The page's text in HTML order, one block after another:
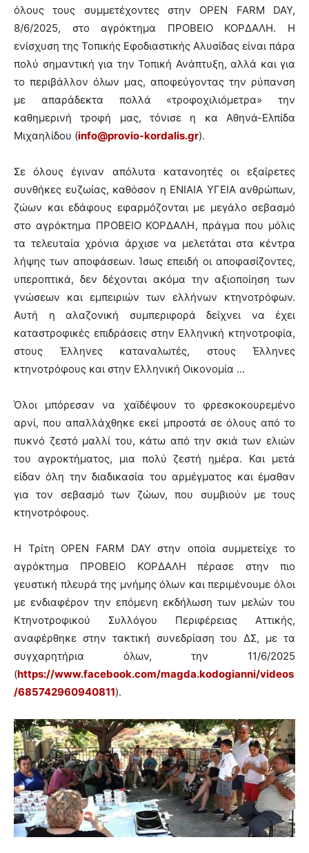
όλους τους συμμετέχοντες στην OPEN FARM DAY,
8/6/2025, στο αγρόκτημα ΠΡΟΒΕΙΟ ΚΟΡΔΑΛΗ. Η
ενίσχυση της Τοπικής Εφοδιαστικής Αλυσίδας είναι πάρα
πολύ σημαντική για την Τοπική Ανάπτυξη, αλλά και για
το περιβάλλον όλων μας, αποφεύγοντας την ρύπανση
με απαράδεκτα πολλά «τροφοχιλιόμετρα» την
καθημερινή τροφή μας, τόνισε η κα Αθηνά-Ελπίδα
Μιχαηλίδου (info@provio-kordalis.gr).
Σε όλους έγιναν απόλυτα κατανοητές οι εξαίρετες
συνθήκες ευζωίας, καθόσον η ΕΝΙΑΙΑ ΥΓΕΙΑ ανθρώπων,
ζώων και εδάφους εφαρμόζονται με μεγάλο σεβασμό
στο αγρόκτημα ΠΡΟΒΕΙΟ ΚΟΡΔΑΛΗ, πράγμα που μόλις
τα τελευταία χρόνια άρχισε να μελετάται στα κέντρα
λήψης των αποφάσεων. Ίσως επειδή οι αποφασίζοντες,
υπεροπτικά, δεν δέχονται ακόμα την αξιοποίηση των
γνώσεων και εμπειριών των ελλήνων κτηνοτρόφων.
Αυτή η αλαζονική συμπεριφορά δείχνει να έχει
καταστροφικές επιδράσεις στην Ελληνική κτηνοτροφία,
στους Έλληνες καταναλωτές, στους Έλληνες
κτηνοτρόφους και στην Ελληνική Οικονομία …
Όλοι μπόρεσαν να χαϊδέψουν το φρεσκοκουρεμένο
αρνί, που απαλλάχθηκε εκεί μπροστά σε όλους από το
πυκνό ζεστό μαλλί του, κάτω από την σκιά των ελιών
του αγροκτήματος, μια πολύ ζεστή ημέρα. Και μετά
είδαν όλη την διαδικασία του αρμέγματος και έμαθαν
για τον σεβασμό των ζώων, που συμβιούν με τους
κτηνοτρόφους.
Η Τρίτη OPEN FARM DAY στην οποία συμμετείχε το
αγρόκτημα ΠΡΟΒΕΙΟ ΚΟΡΔΑΛΗ πέρασε στην πιο
γευστική πλευρά της μνήμης όλων και περιμένουμε όλοι
με ενδιαφέρον την επόμενη εκδήλωση των μελών του
Κτηνοτροφικού Συλλόγου Περιφέρειας Αττικής,
αναφέρθηκε στην τακτική συνεδρίαση του ΔΣ, με τα
συγχαρητήρια όλων, την 11/6/2025
(https://www.facebook.com/magda.kodogianni/videos
/685742960940811).